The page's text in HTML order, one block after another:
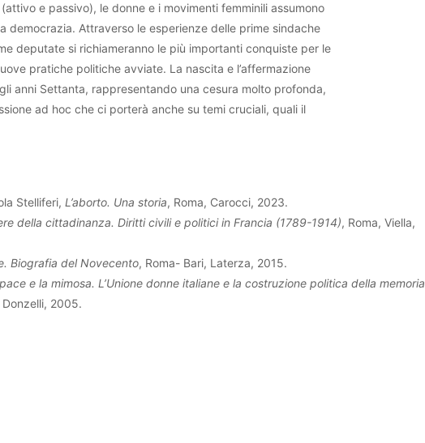
e passivo), le donne e i movimenti femminili assumono
democrazia. Attraverso le esperienze delle prime sindache
deputate si richiameranno le più importanti conquiste per le
pratiche politiche avviate. La nascita e l’affermazione
anni Settanta, rappresentando una cesura molto profonda,
ad hoc che ci porterà anche su temi cruciali, quali il
Stelliferi, L’aborto. Una storia, Roma, Carocci, 2023.
della cittadinanza. Diritti civili e politici in Francia (1789-1914), Roma, Viella,
Biografia del Novecento, Roma- Bari, Laterza, 2015.
e la mimosa. L’Unione donne italiane e la costruzione politica della memoria
Donzelli, 2005.